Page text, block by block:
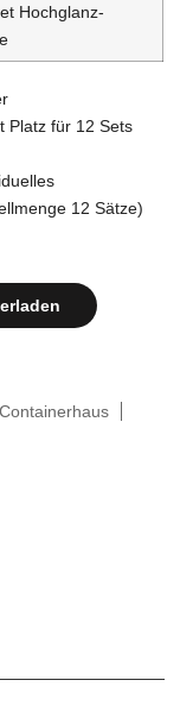
Hochglanz-
Platz für 12 Sets
12 Sätze)